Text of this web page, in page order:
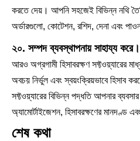
করতে দেয়। আপনি সহজেই বিভিন্ন নথি
অর্ডারগুলো, কোটেশন, রশিদ, দেনা এবং
২০. সম্পদ ব্যবস্থাপনায় সাহায্য করে।
আরও অগ্রগামী হিসাবরক্ষণ সফ্টওয়্যারের
অবচয় নির্ভুল এবং স্বয়ংক্রিয়ভাবে হিসাব
সফ্টওয়্যারের বিভিন্ন পদ্ধতি আপনার
অ্যামোর্টাইজেশন, হিসাবরক্ষণের মানদণ্ড
শেষ কথা